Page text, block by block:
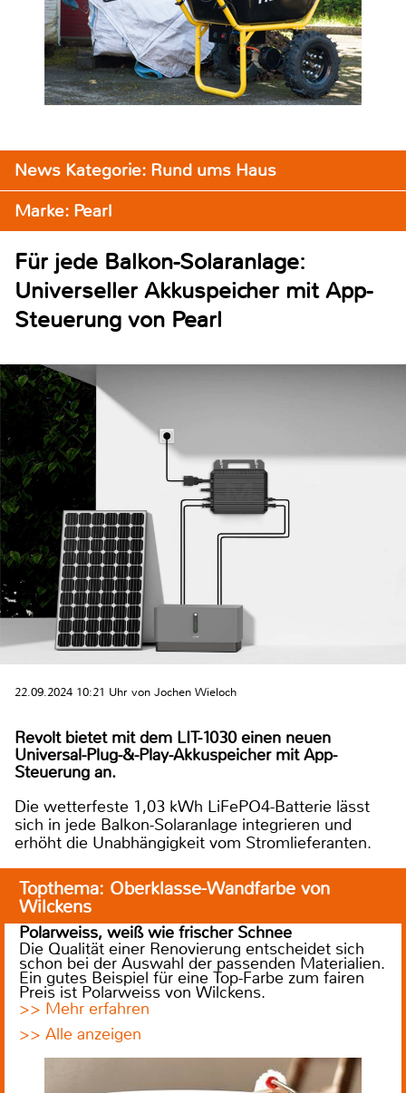
News Kategorie: Rund ums Haus
Marke: Pearl
Für jede Balkon-Solaranlage:
Universeller Akkuspeicher mit App-
Steuerung von Pearl
22.09.2024 10:21 Uhr von Jochen Wieloch
Revolt bietet mit dem LIT-1030 einen neuen
Universal-Plug-&-Play-Akkuspeicher mit App-
Steuerung an.
Die wetterfeste 1,03 kWh LiFePO4-Batterie lässt
sich in jede Balkon-Solaranlage integrieren und
erhöht die Unabhängigkeit vom Stromlieferanten.
Topthema: Oberklasse-Wandfarbe von
Wilckens
Polarweiss, weiß wie frischer Schnee
Die Qualität einer Renovierung entscheidet sich
schon bei der Auswahl der passenden Materialien.
Ein gutes Beispiel für eine Top-Farbe zum fairen
Preis ist Polarweiss von Wilckens.
>> Mehr erfahren
>> Alle anzeigen